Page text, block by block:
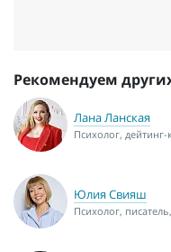
Рекомендуем
Лана Ланская
Психолог,
Юлия Свияш
Психолог,